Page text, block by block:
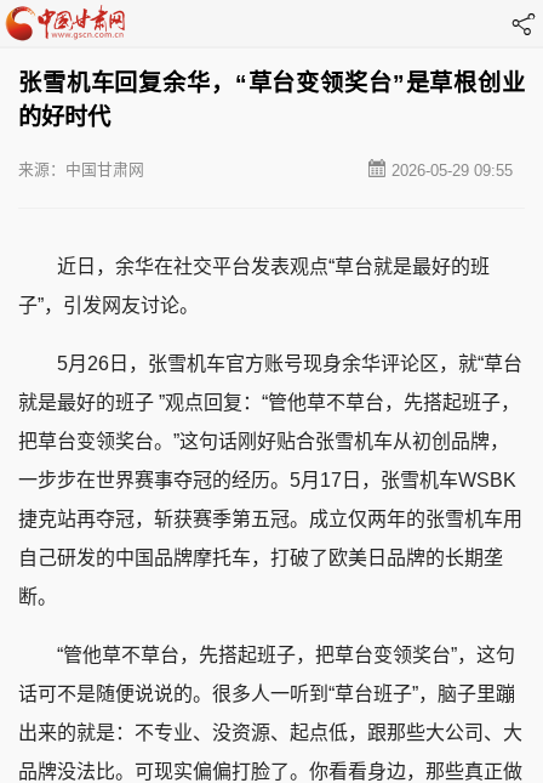
张雪机车回复余华，“草台变领奖台”是草根创业
的好时代
2026-05-29 09:55
来源：中国甘肃网
近日，余华在社交平台发表观点“草台就是最好的班
子”，引发网友讨论。
5月26日，张雪机车官方账号现身余华评论区，就“草台
就是最好的班子 ”观点回复：“管他草不草台，先搭起班子，
把草台变领奖台。”这句话刚好贴合张雪机车从初创品牌，
一步步在世界赛事夺冠的经历。5月17日，张雪机车WSBK
捷克站再夺冠，斩获赛季第五冠。成立仅两年的张雪机车用
自己研发的中国品牌摩托车，打破了欧美日品牌的长期垄
断。
“管他草不草台，先搭起班子，把草台变领奖台”，这句
话可不是随便说说的。很多人一听到“草台班子”，脑子里蹦
出来的就是：不专业、没资源、起点低，跟那些大公司、大
品牌没法比。可现实偏偏打脸了。你看看身边，那些真正做